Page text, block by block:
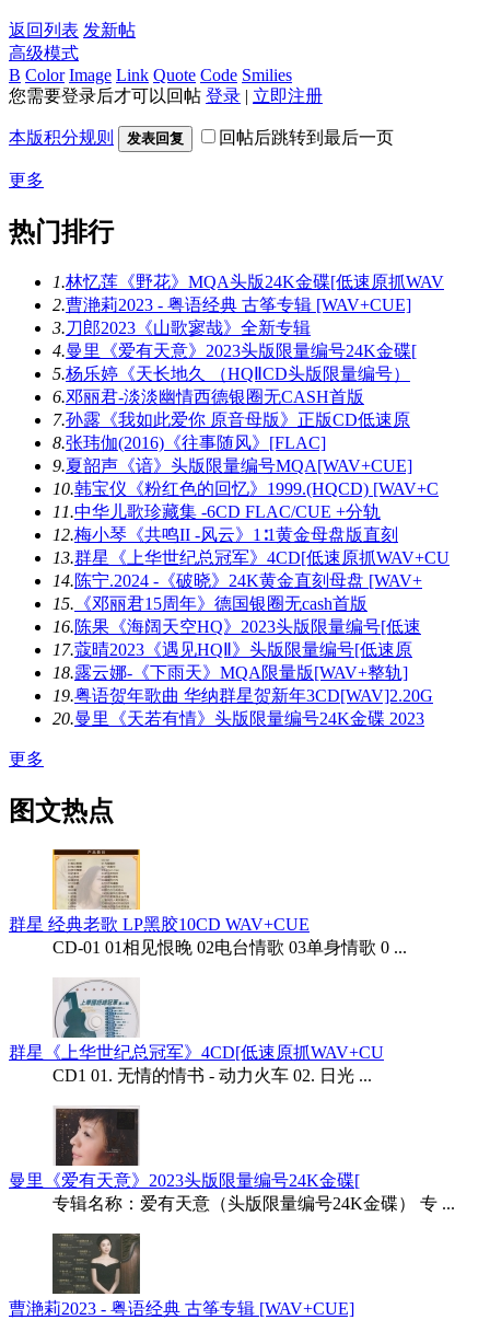
返回列表 发新帖
高级模式
B Color Image Link Quote Code Smilies
您需要登录后才可以回帖 登录 | 立即注册
本版积分规则 发表回复 回帖后跳转到最后一页
更多
热门排行
1.林忆莲《野花》MQA头版24K金碟[低速原抓WAV
2.曹滟莉2023 - 粤语经典 古筝专辑 [WAV+CUE]
3.刀郎2023《山歌寥哉》全新专辑
4.曼里《爱有天意》2023头版限量编号24K金碟[
5.杨乐婷《天长地久 （HQⅡCD头版限量编号）
6.邓丽君-淡淡幽情西德银圈无CASH首版
7.孙露《我如此爱你 原音母版》正版CD低速原
8.张玮伽(2016)《往事随风》[FLAC]
9.夏韶声《谙》头版限量编号MQA[WAV+CUE]
10.韩宝仪《粉红色的回忆》1999.(HQCD) [WAV+C
11.中华儿歌珍藏集 -6CD FLAC/CUE +分轨
12.梅小琴《共鸣II -风云》1∶1黄金母盘版直刻
13.群星《上华世纪总冠军》4CD[低速原抓WAV+CU
14.陈宁.2024 -《破晓》24K黄金直刻母盘 [WAV+
15. 《邓丽君15周年》德国银圈无cash首版
16.陈果《海阔天空HQ》2023头版限量编号[低速
17.蔻晴2023《遇见HQⅡ》头版限量编号[低速原
18.露云娜-《下雨天》MQA限量版[WAV+整轨]
19.粤语贺年歌曲 华纳群星贺新年3CD[WAV]2.20G
20.曼里《天若有情》头版限量编号24K金碟 2023
更多
图文热点
群星 经典老歌 LP黑胶10CD WAV+CUE
CD-01 01相见恨晚 02电台情歌 03单身情歌 0 ...
群星《上华世纪总冠军》4CD[低速原抓WAV+CU
CD1 01. 无情的情书 - 动力火车 02. 日光 ...
曼里《爱有天意》2023头版限量编号24K金碟[
专辑名称：爱有天意（头版限量编号24K金碟） 专 ...
曹滟莉2023 - 粤语经典 古筝专辑 [WAV+CUE]